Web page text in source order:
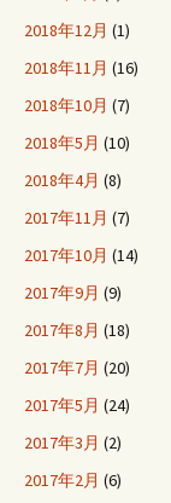
2018年12月 (1)
2018年11月 (16)
2018年10月 (7)
2018年5月 (10)
2018年4月 (8)
2017年11月 (7)
2017年10月 (14)
2017年9月 (9)
2017年8月 (18)
2017年7月 (20)
2017年5月 (24)
2017年3月 (2)
2017年2月 (6)